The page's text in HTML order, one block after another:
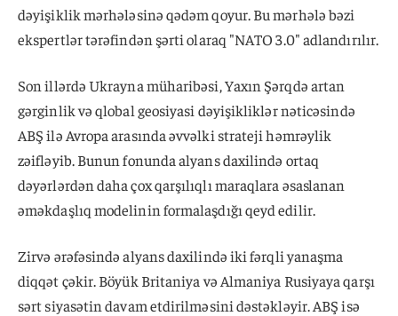
dəyişiklik mərhələsinə qədəm qoyur. Bu mərhələ bəzi
ekspertlər tərəfindən şərti olaraq "NATO 3.0" adlandırılır.
Son illərdə Ukrayna müharibəsi, Yaxın Şərqdə artan
gərginlik və qlobal geosiyasi dəyişikliklər nəticəsində
ABŞ ilə Avropa arasında əvvəlki strateji həmrəylik
zəifləyib. Bunun fonunda alyans daxilində ortaq
dəyərlərdən daha çox qarşılıqlı maraqlara əsaslanan
əməkdaşlıq modelinin formalaşdığı qeyd edilir.
Zirvə ərəfəsində alyans daxilində iki fərqli yanaşma
diqqət çəkir. Böyük Britaniya və Almaniya Rusiyaya qarşı
sərt siyasətin davam etdirilməsini dəstəkləyir. ABŞ isə